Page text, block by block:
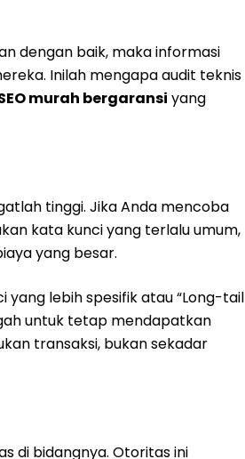
dengan baik, maka informasi
Inilah mengapa audit teknis
murah bergaransi yang
tinggi. Jika Anda mencoba
kata kunci yang terlalu umum,
yang besar.
lebih spesifik atau “Long-tail
untuk tetap mendapatkan
transaksi, bukan sekadar
di bidangnya. Otoritas ini